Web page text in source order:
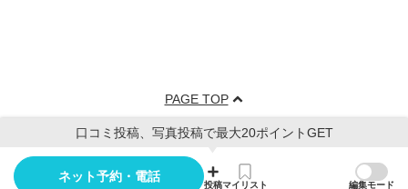
PAGE TOP
口コミ投稿、写真投稿で最大20ポイントGET
ネット予約・電話
投稿マイリスト 編集モード